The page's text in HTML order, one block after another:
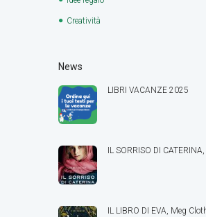
Creatività
News
LIBRI VACANZE 2025
IL SORRISO DI
IL LIBRO DI EVA, Meg